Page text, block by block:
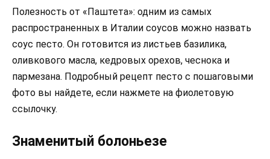
Полезность от «Паштета»: одним из самых
распространенных в Италии соусов можно назвать
соус песто. Он готовится из листьев базилика,
оливкового масла, кедровых орехов, чеснока и
пармезана. Подробный рецепт песто с пошаговыми
фото вы найдете, если нажмете на фиолетовую
ссылочку.
Знаменитый болоньезе